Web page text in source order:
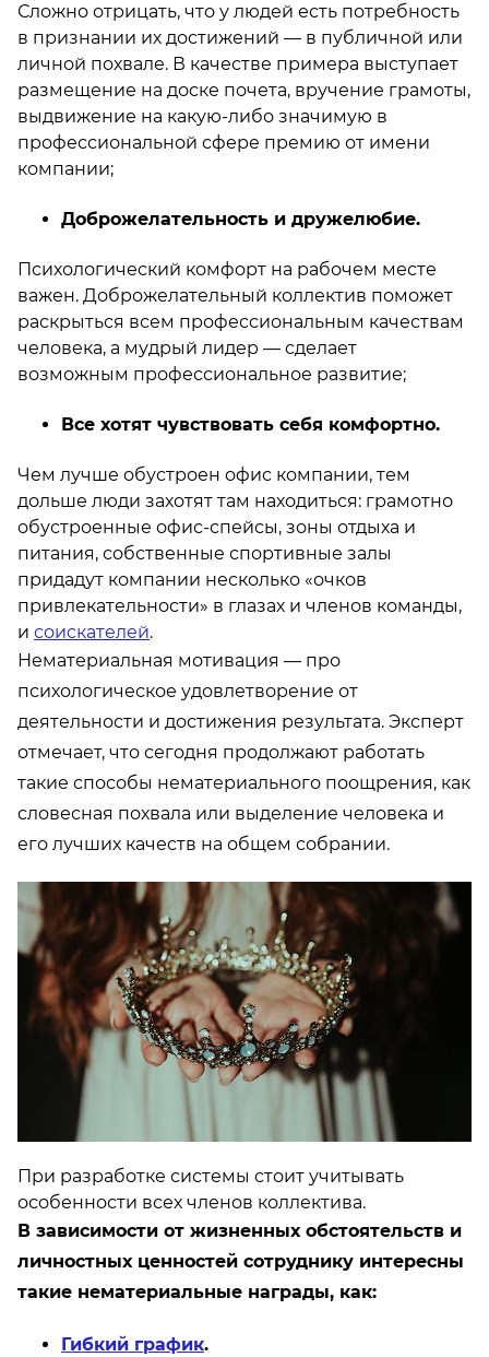
Сложно отрицать, что у людей есть потребность
в признании их достижений — в публичной или
личной похвале. В качестве примера выступает
размещение на доске почета, вручение грамоты,
выдвижение на какую-либо значимую в
профессиональной сфере премию от имени
компании;
Доброжелательность и дружелюбие.
Психологический комфорт на рабочем месте
важен. Доброжелательный коллектив поможет
раскрыться всем профессиональным качествам
человека, а мудрый лидер — сделает
возможным профессиональное развитие;
Все хотят чувствовать себя комфортно.
Чем лучше обустроен офис компании, тем
дольше люди захотят там находиться: грамотно
обустроенные офис-спейсы, зоны отдыха и
питания, собственные спортивные залы
придадут компании несколько «очков
привлекательности» в глазах и членов команды,
и соискателей.
Нематериальная мотивация — про
психологическое удовлетворение от
деятельности и достижения результата. Эксперт
отмечает, что сегодня продолжают работать
такие способы нематериального поощрения, как
словесная похвала или выделение человека и
его лучших качеств на общем собрании.
При разработке системы стоит учитывать
особенности всех членов коллектива.
В зависимости от жизненных обстоятельств и
личностных ценностей сотруднику интересны
такие нематериальные награды, как:
Гибкий график.